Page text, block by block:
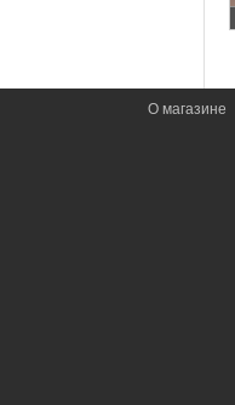
О магазине